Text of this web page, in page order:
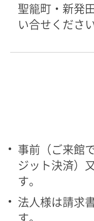
聖籠町・新発
い合せください
事前（ご来館
ジット決済）
す。
法人様は請求
す。